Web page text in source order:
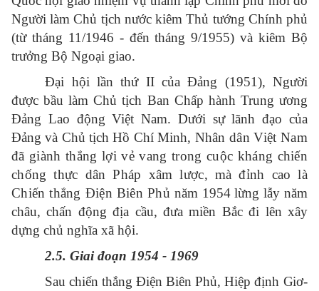
Người làm Chủ tịch nước kiêm Thủ tướng Chính phủ
(từ tháng 11/1946 - đến tháng 9/1955) và kiêm Bộ
trưởng Bộ Ngoại giao.
Đại hội lần thứ II của Đảng (1951), Người
được bầu làm Chủ tịch Ban Chấp hành Trung ương
Đảng Lao động Việt Nam. Dưới sự lãnh đạo của
Đảng và Chủ tịch Hồ Chí Minh, Nhân dân Việt Nam
đã giành thắng lợi vẻ vang trong cuộc kháng chiến
chống thực dân Pháp xâm lược, mà đỉnh cao là
Chiến thắng Điện Biên Phủ năm 1954 lừng lẫy năm
châu, chấn động địa cầu, đưa miền Bắc đi lên xây
dựng chủ nghĩa xã hội.
2.5. Giai đoạn 1954 - 1969
Sau chiến thắng Điện Biên Phủ, Hiệp định Giơ-